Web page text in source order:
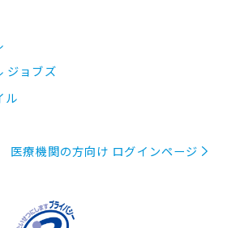
ジョブズ
ル
医療機関の方向け ログインページ